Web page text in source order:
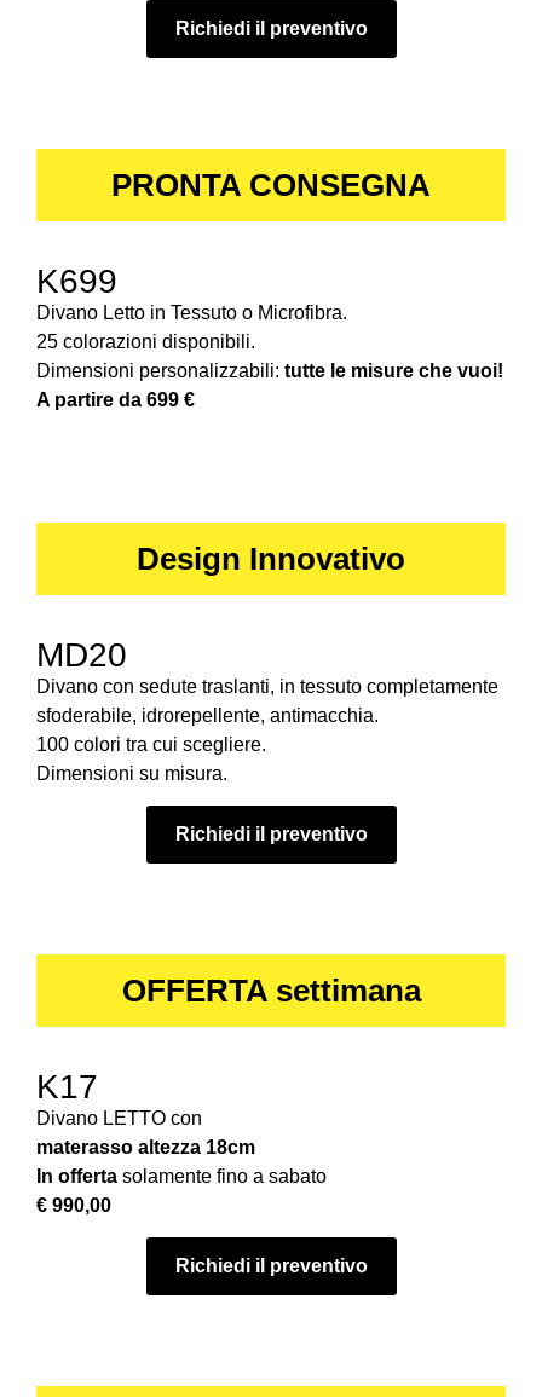
Richiedi il preventivo
PRONTA CONSEGNA
K699
Divano Letto in Tessuto o Microfibra.
25 colorazioni disponibili.
Dimensioni personalizzabili: tutte le misure che vuoi!
A partire da 699 €
Design Innovativo
MD20
Divano con sedute traslanti, in tessuto completamente
sfoderabile, idrorepellente, antimacchia.
100 colori tra cui scegliere.
Dimensioni su misura.
Richiedi il preventivo
OFFERTA settimana
K17
Divano LETTO con
materasso altezza 18cm
In offerta solamente fino a sabato
€ 990,00
Richiedi il preventivo